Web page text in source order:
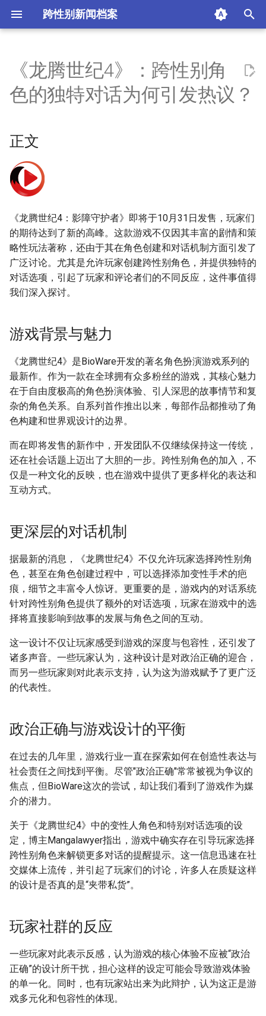
跨性别新闻档案
a
i
n
g
s
a
c
h
正文
更深层的对话机制
政治正确与游戏设计的平衡
玩家社群的反应
结语：期待与争议同在
摘要与附加信息
附加信息 [Processed Page
Metadata]
《龙腾世纪4》：跨性别角
色的独特对话为何引发热议？
正文
《龙腾世纪4：影障守护者》即将于10月31日发售，玩家们
的期待达到了新的高峰。这款游戏不仅因其丰富的剧情和策
略性玩法著称，还由于其在角色创建和对话机制方面引发了
广泛讨论。尤其是允许玩家创建跨性别角色，并提供独特的
对话选项，引起了玩家和评论者们的不同反应，这件事值得
我们深入探讨。
游戏背景与魅力
《龙腾世纪4》是BioWare开发的著名角色扮演游戏系列的
最新作。作为一款在全球拥有众多粉丝的游戏，其核心魅力
在于自由度极高的角色扮演体验、引人深思的故事情节和复
杂的角色关系。自系列首作推出以来，每部作品都推动了角
色构建和世界观设计的边界。
而在即将发售的新作中，开发团队不仅继续保持这一传统，
还在社会话题上迈出了大胆的一步。跨性别角色的加入，不
仅是一种文化的反映，也在游戏中提供了更多样化的表达和
互动方式。
更深层的对话机制
据最新的消息，《龙腾世纪4》不仅允许玩家选择跨性别角
色，甚至在角色创建过程中，可以选择添加变性手术的疤
痕，细节之丰富令人惊讶。更重要的是，游戏内的对话系统
针对跨性别角色提供了额外的对话选项，玩家在游戏中的选
择将直接影响到故事的发展与角色之间的互动。
这一设计不仅让玩家感受到游戏的深度与包容性，还引发了
诸多声音。一些玩家认为，这种设计是对政治正确的迎合，
而另一些玩家则对此表示支持，认为这为游戏赋予了更广泛
的代表性。
政治正确与游戏设计的平衡
在过去的几年里，游戏行业一直在探索如何在创造性表达与
社会责任之间找到平衡。尽管"政治正确"常常被视为争议的
焦点，但BioWare这次的尝试，却让我们看到了游戏作为媒
介的潜力。
关于《龙腾世纪4》中的变性人角色和特别对话选项的设
定，博主Mangalawyer指出，游戏中确实存在引导玩家选择
跨性别角色来解锁更多对话的提醒提示。这一信息迅速在社
交媒体上流传，并引起了玩家们的讨论，许多人在质疑这样
的设计是否真的是“夹带私货”。
玩家社群的反应
一些玩家对此表示反感，认为游戏的核心体验不应被“政治
正确”的设计所干扰，担心这样的设定可能会导致游戏体验
的单一化。同时，也有玩家站出来为此辩护，认为这正是游
戏多元化和包容性的体现。